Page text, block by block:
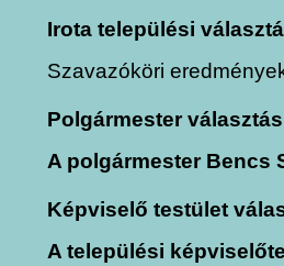
Irota települési
Szavazóköri
Polgármester választás
A polgármester Bencs
Képviselő testület
A települési